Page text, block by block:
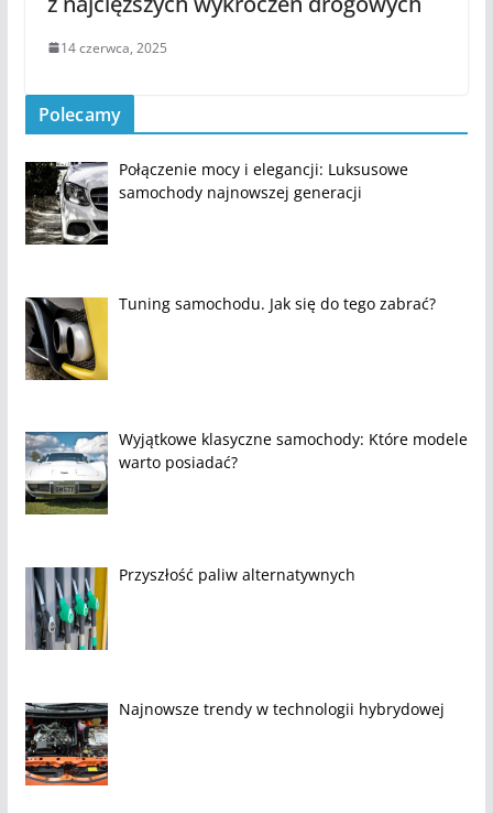
14 czerwca, 2025
Polecamy
Połączenie mocy i elegancji: Luksusowe
samochody najnowszej generacji
Tuning samochodu. Jak się do tego zabrać?
Wyjątkowe klasyczne samochody: Które modele
warto posiadać?
Przyszłość paliw alternatywnych
Najnowsze trendy w technologii hybrydowej